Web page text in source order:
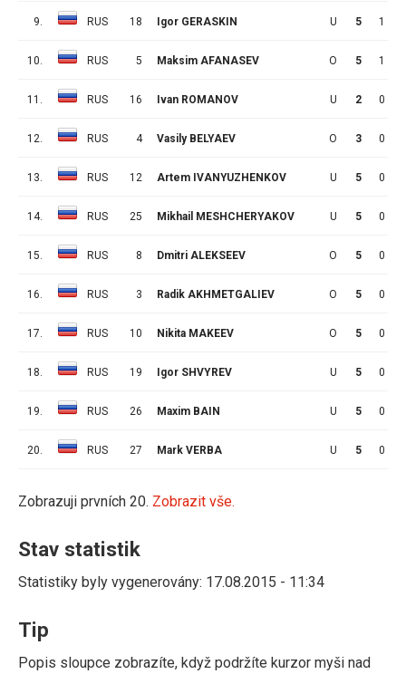
9. RUS 18 Igor GERASKIN U 5 1
10. RUS 5 Maksim AFANASEV O 5 1
11. RUS 16 Ivan ROMANOV U 2 0
12. RUS 4 Vasily BELYAEV O 3 0
13. RUS 12 Artem IVANYUZHENKOV U 5 0
14. RUS 25 Mikhail MESHCHERYAKOV U 5 0
15. RUS 8 Dmitri ALEKSEEV O 5 0
16. RUS 3 Radik AKHMETGALIEV O 5 0
17. RUS 10 Nikita MAKEEV O 5 0
18. RUS 19 Igor SHVYREV U 5 0
19. RUS 26 Maxim BAIN U 5 0
20. RUS 27 Mark VERBA U 5 0
Zobrazuji prvních 20. Zobrazit vše.
Stav statistik
Statistiky byly vygenerovány: 17.08.2015 - 11:34
Tip
Popis sloupce zobrazíte, když podržíte kurzor myši nad